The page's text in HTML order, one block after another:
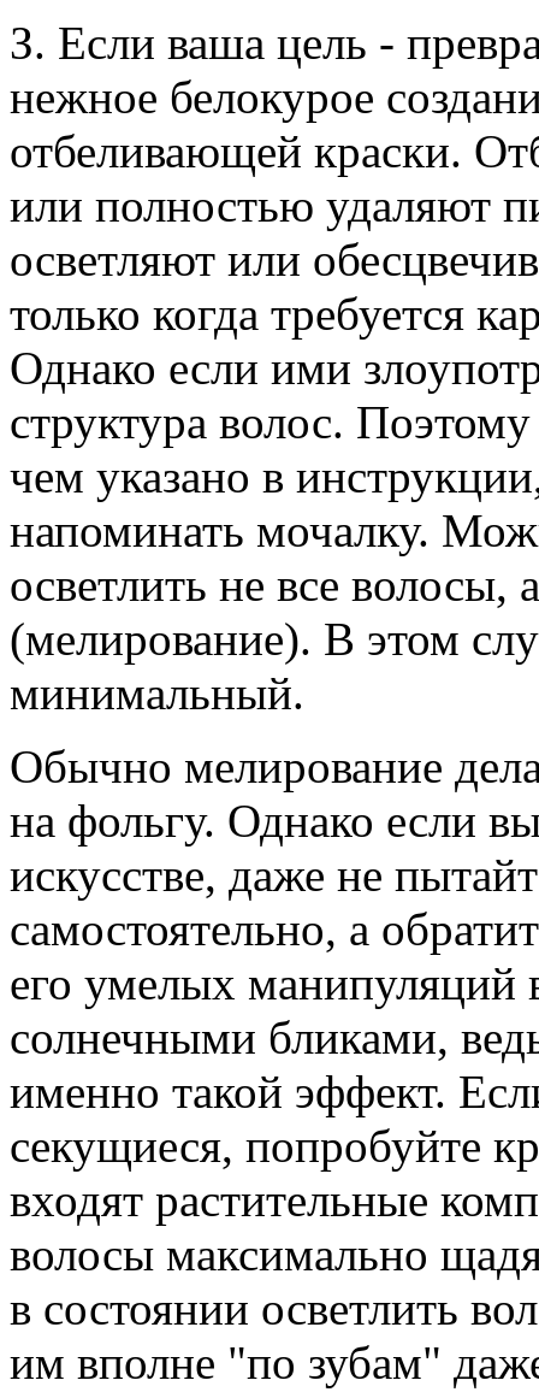
З. Если ваша цель -
нежное белокурое
отбеливающей краски.
или полностью удаляют
осветляют или
только когда требуется
Однако если ими
структура волос.
чем указано в
напоминать мочалку.
осветлить не все
(мелирование). В этом
минимальный.
Обычно мелирование
на фольгу. Однако если
искусстве, даже не
самостоятельно, а
его умелых манипуляций
солнечными бликами,
именно такой эффект.
секущиеся, попробуйте
входят растительные
волосы максимально
в состоянии осветлить
им вполне "по зубам"